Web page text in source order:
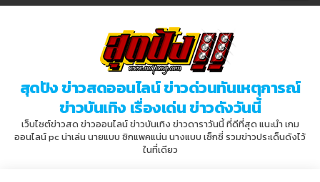
e
a
สุดปัง ข่าวสดออนไลน์ ข่าวด่วนทันเหตุการณ์
ข่าวบันเทิง เรื่องเด่น ข่าวดังวันนี้
เว็บไซต์ข่าวสด ข่าวออนไลน์ ข่าวบันเทิง ข่าวดาราวันนี้ ที่ดีที่สุด แนะนำ เกม
ออนไลน์ pc น่าเล่น นายแบบ ซิกแพคแน่น นางแบบ เซ็กซี่ รวมข่าวประเด็นดังไว้
ในที่เดียว